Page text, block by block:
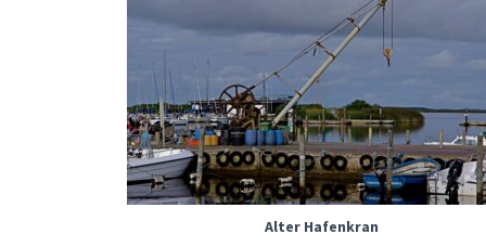
Alter Hafenkran